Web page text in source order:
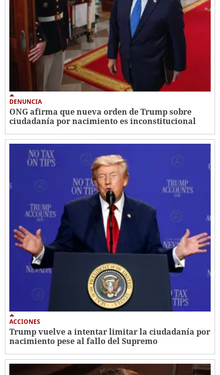
DENUNCIA
ONG afirma que nueva orden de Trump sobre
ciudadanía por nacimiento es inconstitucional
ACCIONES
Trump vuelve a intentar limitar la ciudadanía por
nacimiento pese al fallo del Supremo